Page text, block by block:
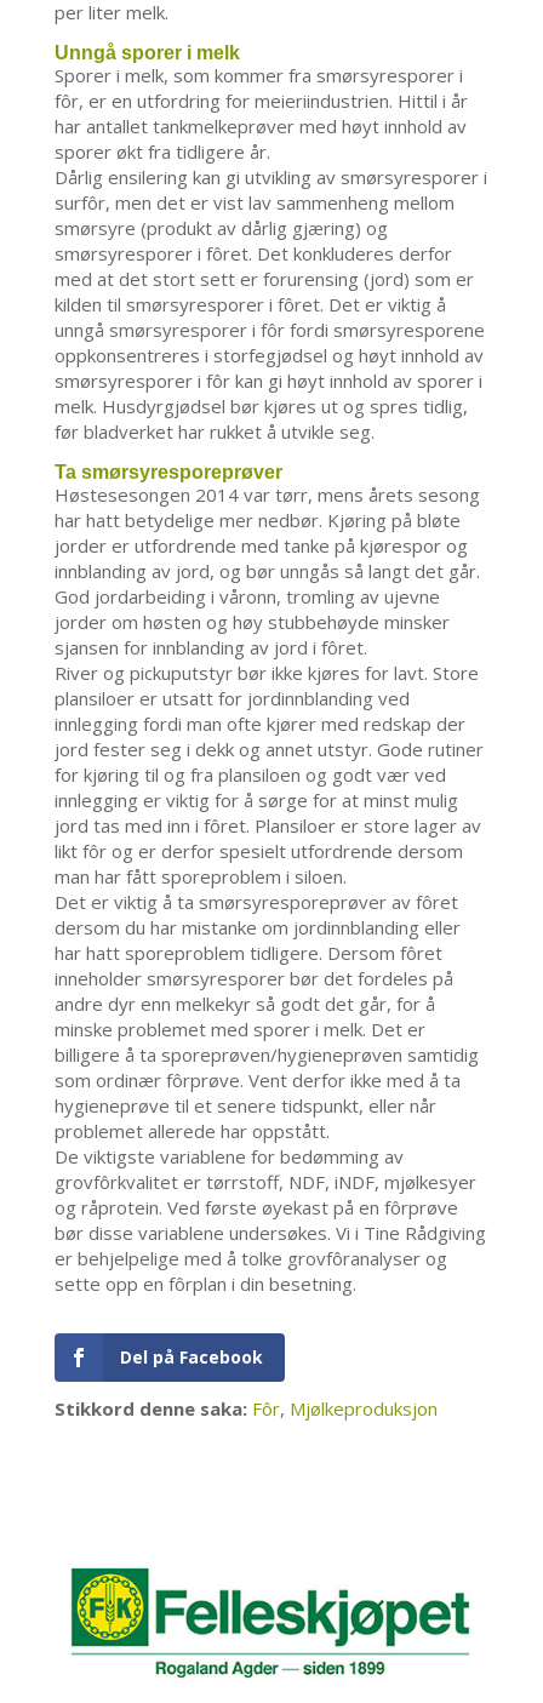
per liter melk.
Unngå sporer i melk
Sporer i melk, som kommer fra smørsyresporer i
fôr, er en utfordring for meieriindustrien. Hittil i år
har antallet tankmelkeprøver med høyt innhold av
sporer økt fra tidligere år.
Dårlig ensilering kan gi utvikling av smørsyresporer i
surfôr, men det er vist lav sammenheng mellom
smørsyre (produkt av dårlig gjæring) og
smørsyresporer i fôret. Det konkluderes derfor
med at det stort sett er forurensing (jord) som er
kilden til smørsyresporer i fôret. Det er viktig å
unngå smørsyresporer i fôr fordi smørsyresporene
oppkonsentreres i storfegjødsel og høyt innhold av
smørsyresporer i fôr kan gi høyt innhold av sporer i
melk. Husdyrgjødsel bør kjøres ut og spres tidlig,
før bladverket har rukket å utvikle seg.
Ta smørsyresporeprøver
Høstesesongen 2014 var tørr, mens årets sesong
har hatt betydelige mer nedbør. Kjøring på bløte
jorder er utfordrende med tanke på kjørespor og
innblanding av jord, og bør unngås så langt det går.
God jordarbeiding i våronn, tromling av ujevne
jorder om høsten og høy stubbehøyde minsker
sjansen for innblanding av jord i fôret.
River og pickuputstyr bør ikke kjøres for lavt. Store
plansiloer er utsatt for jordinnblanding ved
innlegging fordi man ofte kjører med redskap der
jord fester seg i dekk og annet utstyr. Gode rutiner
for kjøring til og fra plansiloen og godt vær ved
innlegging er viktig for å sørge for at minst mulig
jord tas med inn i fôret. Plansiloer er store lager av
likt fôr og er derfor spesielt utfordrende dersom
man har fått sporeproblem i siloen.
Det er viktig å ta smørsyresporeprøver av fôret
dersom du har mistanke om jordinnblanding eller
har hatt sporeproblem tidligere. Dersom fôret
inneholder smørsyresporer bør det fordeles på
andre dyr enn melkekyr så godt det går, for å
minske problemet med sporer i melk. Det er
billigere å ta sporeprøven/hygieneprøven samtidig
som ordinær fôrprøve. Vent derfor ikke med å ta
hygieneprøve til et senere tidspunkt, eller når
problemet allerede har oppstått.
De viktigste variablene for bedømming av
grovfôrkvalitet er tørrstoff, NDF, iNDF, mjølkesyer
og råprotein. Ved første øyekast på en fôrprøve
bør disse variablene undersøkes. Vi i Tine Rådgiving
er behjelpelige med å tolke grovfôranalyser og
sette opp en fôrplan i din besetning.
Del på Facebook
Stikkord denne saka: Fôr, Mjølkeproduksjon